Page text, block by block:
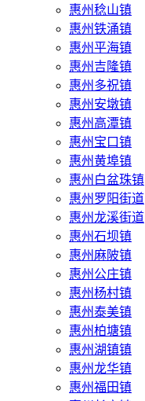
惠州稔山镇
惠州铁涌镇
惠州平海镇
惠州吉隆镇
惠州多祝镇
惠州安墩镇
惠州高潭镇
惠州宝口镇
惠州黄埠镇
惠州白盆珠镇
惠州罗阳街道
惠州龙溪街道
惠州石坝镇
惠州麻陂镇
惠州公庄镇
惠州杨村镇
惠州泰美镇
惠州柏塘镇
惠州湖镇镇
惠州龙华镇
惠州福田镇